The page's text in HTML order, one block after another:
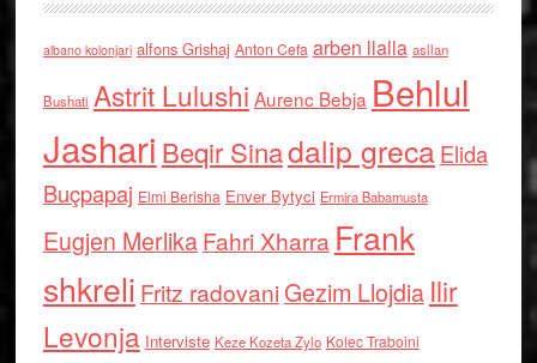
albano kolonjari alfons Grishaj Anton Cefa arben llalla asllan
Bushati Astrit Lulushi Aurenc Bebja Behlul
Jashari Beqir Sinadalip grecaElida
Buçpapaj Elmi Berisha Enver Bytyci Ermira Babamusta
Eugjen MerlikaFahri Xharra Frank
shkreli Fritz radovaniGezim Llojdia Ilir
Levonja Interviste Keze Kozeta Zylo Kolec Traboini